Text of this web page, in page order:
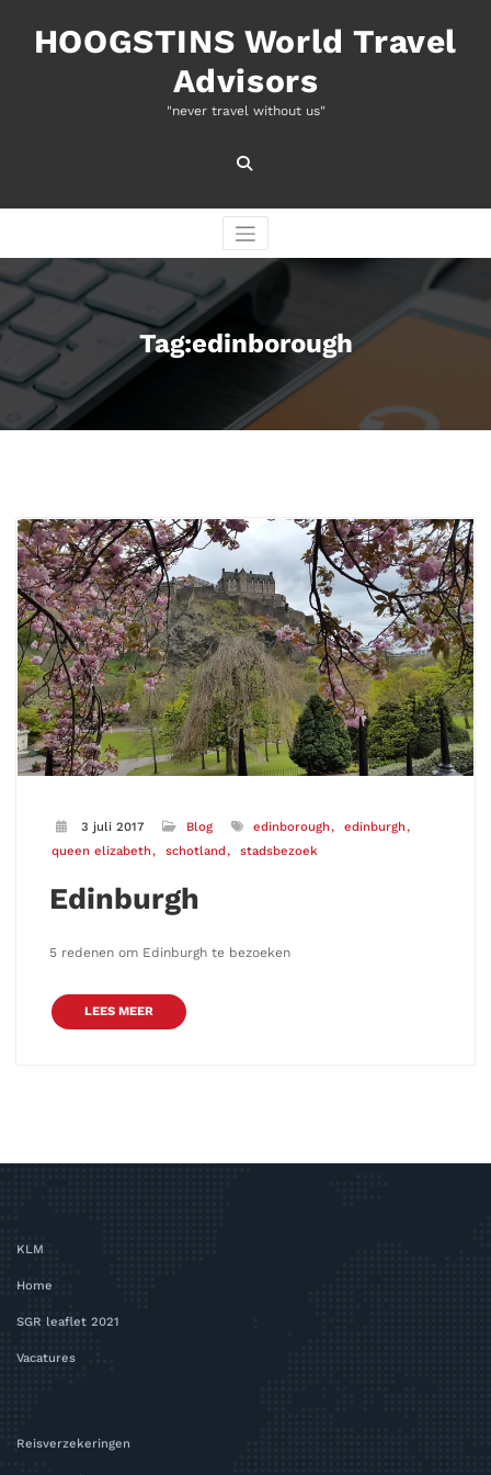
inhoudHOOGSTINS World Travel
Advisors
"never travel without us"
Tag:edinborough
3 juli 2017 Blog edinborough
edinburgh
queen elizabeth
schotland stadsbezoek
Edinburgh
5 redenen om Edinburgh te bezoeken
LEES MEER
KLM
Home
SGR leaflet 2021
Vacatures
Reisverzekeringen